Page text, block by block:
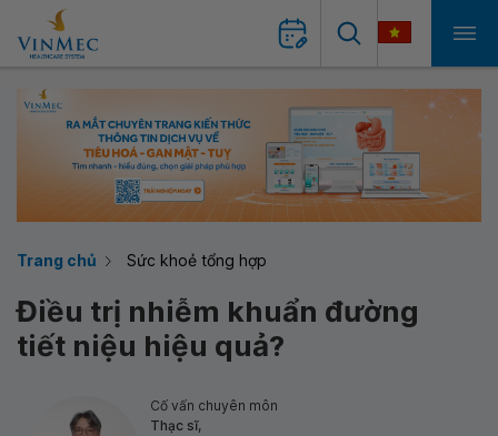
Trang chủ Sức khoẻ tổng hợp
Điều trị nhiễm khuẩn đường
tiết niệu hiệu quả?
Cố vấn chuyên môn
Thạc sĩ,